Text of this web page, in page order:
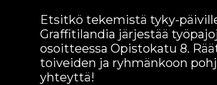
Etsitkö tekemistä tyky-
Graffitilandia järjestää
osoitteessa Opistokatu 8.
toiveiden ja ryhmänkoon
yhteyttä!